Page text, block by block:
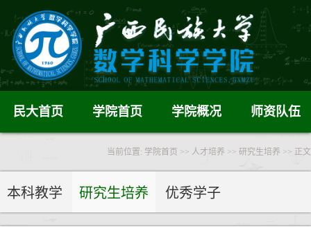
民大首页 学院首页 学院概况 师资队伍
当前位置: 学院首页 >> 人才培养 >> 研究生培养 >> 正文
本科教学 研究生培养 优秀学子